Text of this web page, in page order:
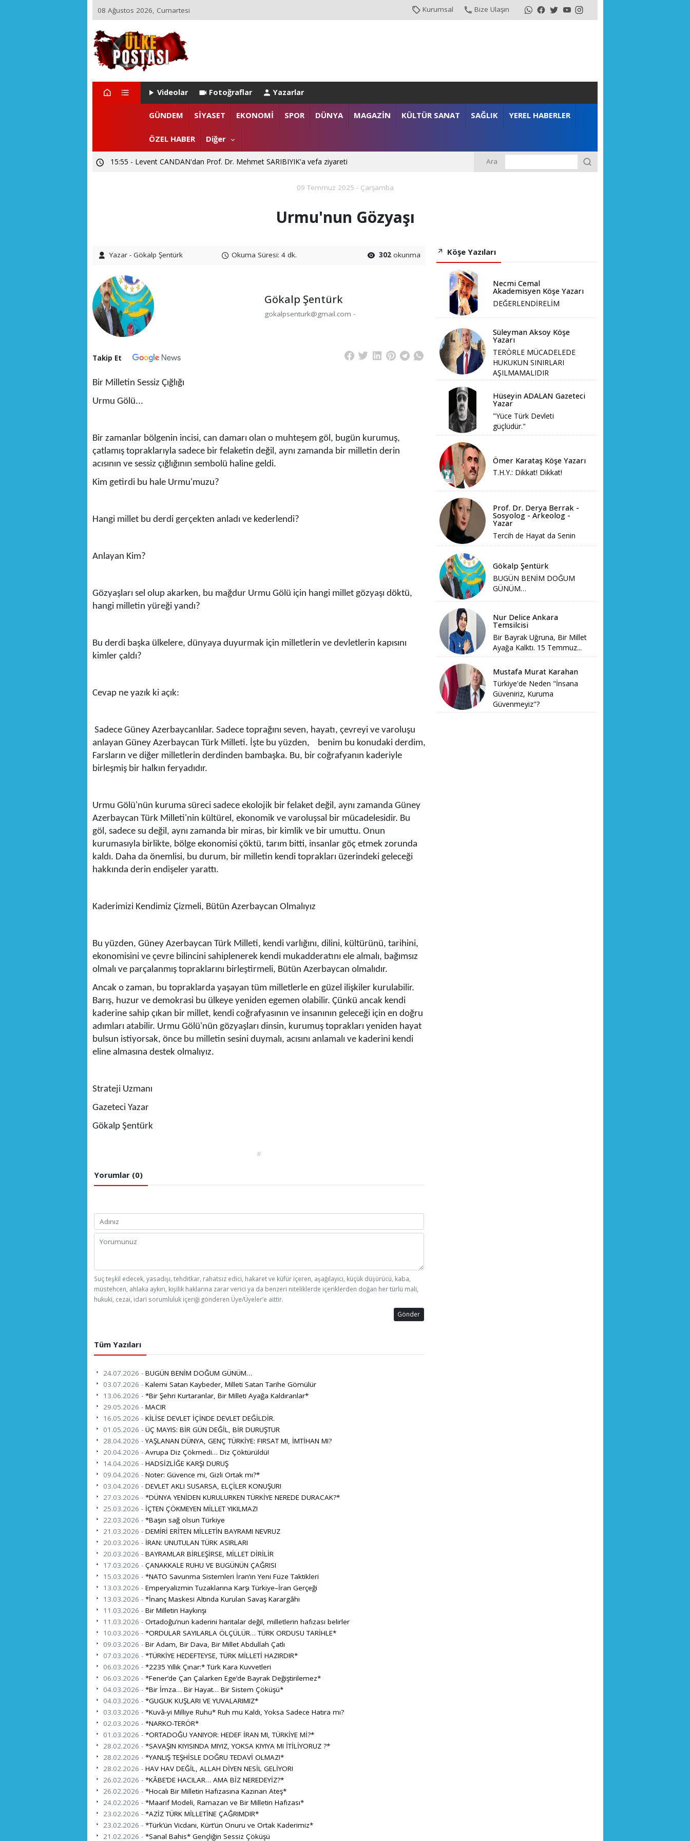
08 Ağustos 2026, Cumartesi Kurumsal Bize Ulaşın
Videolar Fotoğraflar Yazarlar
GÜNDEM SİYASET EKONOMİ SPOR DÜNYA MAGAZİN KÜLTÜR SANAT SAĞLIK YEREL HABERLER
ÖZEL HABER Diğer
15:55 - Levent CANDAN'dan Prof. Dr. Mehmet SARIBIYIK'a vefa ziyareti
12:02 - SUBÜ Rektör Adayı Prof. Dr. Ali ÇORUH; “Sakarya’ya değer katan bir üniversite inşa etmek istiyorum”
Ara
09 Temmuz 2025 - Çarşamba
Urmu'nun Gözyaşı
Yazar - Gökalp Şentürk Okuma Süresi: 4 dk. 302 okunma
Gökalp Şentürk
gokalpsenturk@gmail.com -
Takip Et
Bir Milletin Sessiz Çığlığı
Urmu Gölü...
Bir zamanlar bölgenin incisi, can damarı olan o muhteşem göl, bugün kurumuş,
çatlamış topraklarıyla sadece bir felaketin değil, aynı zamanda bir milletin derin
acısının ve sessiz çığlığının sembolü haline geldi.
Kim getirdi bu hale Urmu'muzu?
Hangi millet bu derdi gerçekten anladı ve kederlendi?
Anlayan Kim?
Gözyaşları sel olup akarken, bu mağdur Urmu Gölü için hangi millet gözyaşı döktü,
hangi milletin yüreği yandı?
Bu derdi başka ülkelere, dünyaya duyurmak için milletlerin ve devletlerin kapısını
kimler çaldı?
Cevap ne yazık ki açık:
Sadece Güney Azerbaycanlılar. Sadece toprağını seven, hayatı, çevreyi ve varoluşu
anlayan Güney Azerbaycan Türk Milleti. İşte bu yüzden, benim bu konudaki derdim,
Farsların ve diğer milletlerin derdinden bambaşka. Bu, bir coğrafyanın kaderiyle
birleşmiş bir halkın feryadıdır.
Urmu Gölü'nün kuruma süreci sadece ekolojik bir felaket değil, aynı zamanda Güney
Azerbaycan Türk Milleti'nin kültürel, ekonomik ve varoluşsal bir mücadelesidir. Bu
göl, sadece su değil, aynı zamanda bir miras, bir kimlik ve bir umuttu. Onun
kurumasıyla birlikte, bölge ekonomisi çöktü, tarım bitti, insanlar göç etmek zorunda
kaldı. Daha da önemlisi, bu durum, bir milletin kendi toprakları üzerindeki geleceği
hakkında derin endişeler yarattı.
Kaderimizi Kendimiz Çizmeli, Bütün Azerbaycan Olmalıyız
Bu yüzden, Güney Azerbaycan Türk Milleti, kendi varlığını, dilini, kültürünü, tarihini,
ekonomisini ve çevre bilincini sahiplenerek kendi mukadderatını ele almalı, bağımsız
olmalı ve parçalanmış topraklarını birleştirmeli, Bütün Azerbaycan olmalıdır.
Ancak o zaman, bu topraklarda yaşayan tüm milletlerle en güzel ilişkiler kurulabilir.
Barış, huzur ve demokrasi bu ülkeye yeniden egemen olabilir. Çünkü ancak kendi
kaderine sahip çıkan bir millet, kendi coğrafyasının ve insanının geleceği için en doğru
adımları atabilir. Urmu Gölü'nün gözyaşları dinsin, kurumuş toprakları yeniden hayat
bulsun istiyorsak, önce bu milletin sesini duymalı, acısını anlamalı ve kaderini kendi
eline almasına destek olmalıyız.
Strateji Uzmanı
Gazeteci Yazar
Gökalp Şentürk
#
Yorumlar (0)
Suç teşkil edecek, yasadışı, tehditkar, rahatsız edici, hakaret ve küfür içeren, aşağılayıcı, küçük düşürücü, kaba,
müstehcen, ahlaka aykırı, kişilik haklarına zarar verici ya da benzeri niteliklerde içeriklerden doğan her türlü mali,
hukuki, cezai, idari sorumluluk içeriği gönderen Üye/Üyeler’e aittir.
Gönder
Tüm Yazıları
24.07.2026 - BUGÜN BENİM DOĞUM GÜNÜM…
03.07.2026 - Kalemi Satan Kaybeder, Milleti Satan Tarihe Gömülür
13.06.2026 - *Bir Şehri Kurtaranlar, Bir Milleti Ayağa Kaldıranlar*
29.05.2026 - MACIR
16.05.2026 - KİLİSE DEVLET İÇİNDE DEVLET DEĞİLDİR.
01.05.2026 - ÜÇ MAYIS: BİR GÜN DEĞİL, BİR DURUŞTUR
28.04.2026 -YAŞLANAN DÜNYA, GENÇ TÜRKİYE: FIRSAT MI, İMTİHAN MI?
20.04.2026 - Avrupa Diz Çökmedi… Diz Çöktürüldü!
14.04.2026 - HADSİZLİĞE KARŞI DURUŞ
09.04.2026 - Noter: Güvence mi, Gizli Ortak mı?*
03.04.2026 - DEVLET AKLI SUSARSA, ELÇİLER KONUŞUR!
27.03.2026 - *DÜNYA YENİDEN KURULURKEN TÜRKİYE NEREDE DURACAK?*
25.03.2026 - İÇTEN ÇÖKMEYEN MİLLET YIKILMAZ!
22.03.2026 - *Başın sağ olsun Türkiye
21.03.2026 - DEMİRİ ERİTEN MİLLETİN BAYRAMI NEVRUZ
20.03.2026 - İRAN: UNUTULAN TÜRK ASIRLARI
20.03.2026 - BAYRAMLAR BİRLEŞİRSE, MİLLET DİRİLİR
17.03.2026 - ÇANAKKALE RUHU VE BUGÜNÜN ÇAĞRISI
15.03.2026 - *NATO Savunma Sistemleri İran’ın Yeni Füze Taktikleri
13.03.2026 - Emperyalizmin Tuzaklarına Karşı Türkiye–İran Gerçeği
13.03.2026 - *İnanç Maskesi Altında Kurulan Savaş Karargâhı
11.03.2026 - Bir Milletin Haykırışı
11.03.2026 - Ortadoğu’nun kaderini haritalar değil, milletlerin hafızası belirler
10.03.2026 - *ORDULAR SAYILARLA ÖLÇÜLÜR… TÜRK ORDUSU TARİHLE*
09.03.2026 - Bir Adam, Bir Dava, Bir Millet Abdullah Çatlı
07.03.2026 - *TÜRKİYE HEDEFTEYSE, TÜRK MİLLETİ HAZIRDIR*
06.03.2026 - *2235 Yıllık Çınar:* Türk Kara Kuvvetleri
06.03.2026 - *Fener’de Çan Çalarken Ege’de Bayrak Değiştirilemez*
04.03.2026 - *Bir İmza… Bir Hayat… Bir Sistem Çöküşü*
04.03.2026 - *GUGUK KUŞLARI VE YUVALARIMIZ*
03.03.2026 - *Kuvâ-yi Milliye Ruhu* Ruh mu Kaldı, Yoksa Sadece Hatıra mı?
02.03.2026 - *NARKO-TERÖR*
01.03.2026 - *ORTADOĞU YANIYOR: HEDEF İRAN MI, TÜRKİYE Mİ?*
28.02.2026 - *SAVAŞIN KIYISINDA MIYIZ, YOKSA KIYIYA MI İTİLİYORUZ ?*
28.02.2026 - *YANLIŞ TEŞHİSLE DOĞRU TEDAVİ OLMAZ!*
28.02.2026 - HAV HAV DEĞİL, ALLAH DİYEN NESİL GELİYOR!
26.02.2026 - *KÂBE’DE HACILAR… AMA BİZ NEREDEYİZ?*
26.02.2026 - *Hocalı Bir Milletin Hafızasına Kazınan Ateş*
24.02.2026 - *Maarif Modeli, Ramazan ve Bir Milletin Hafızası*
23.02.2026 - *AZİZ TÜRK MİLLETİNE ÇAĞRIMDIR*
23.02.2026 - *Türk’ün Vicdanı, Kürt’ün Onuru ve Ortak Kaderimiz*
21.02.2026 - *Sanal Bahis* Gençliğin Sessiz Çöküşü
Köşe Yazıları
Necmi Cemal
Akademisyen Köşe Yazarı
DEĞERLENDİRELİM
Süleyman Aksoy Köşe
Yazarı
TERÖRLE MÜCADELEDE
HUKUKUN SINIRLARI
AŞILMAMALIDIR
Hüseyin ADALAN Gazeteci
Yazar
"Yüce Türk Devleti
güçlüdür."
Ömer Karataş Köşe Yazarı
T.H.Y.: Dikkat! Dikkat!
Prof. Dr. Derya Berrak -
Sosyolog - Arkeolog -
Yazar
Tercih de Hayat da Senin
Gökalp Şentürk
BUGÜN BENİM DOĞUM
GÜNÜM…
Nur Delice Ankara
Temsilcisi
Bir Bayrak Uğruna, Bir Millet
Ayağa Kalktı. 15 Temmuz...
Mustafa Murat Karahan
Türkiye'de Neden "İnsana
Güveniriz, Kuruma
Güvenmeyiz"?